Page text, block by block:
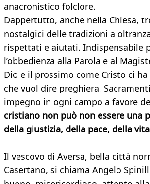
anacronistico folclore.
Dappertutto, anche nella Chiesa,
nostalgici delle tradizioni a
rispettati e aiutati. Indispensabile
l’obbedienza alla Parola e al
Dio e il prossimo come Cristo ci
che vuol dire preghiera,
impegno in ogni campo a favore
cristiano non può non essere una
della giustizia, della pace, della
Il vescovo di Aversa, bella città
Casertano, si chiama Angelo